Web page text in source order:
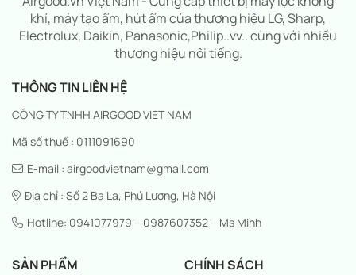
khí, máy tạo ẩm, hút ẩm của thương hiệu LG, Sharp,
Electrolux, Daikin, Panasonic,Philip..vv.. cùng với nhiều
thương hiệu nổi tiếng.
THÔNG TIN LIÊN HỆ
CÔNG TY TNHH AIRGOOD VIET NAM
Mã số thuế : 0111091690
E-mail : airgoodvietnam@gmail.com
Địa chỉ : Số 2 Ba La, Phú Lương, Hà Nội
Hotline: 0941077979 – 0987607352 – Ms Minh
SẢN PHẨM CHÍNH SÁCH